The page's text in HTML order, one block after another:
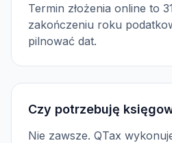
Termin złożenia online to
zakończeniu roku
pilnować dat.
Czy potrzebuję
Nie zawsze. QTax